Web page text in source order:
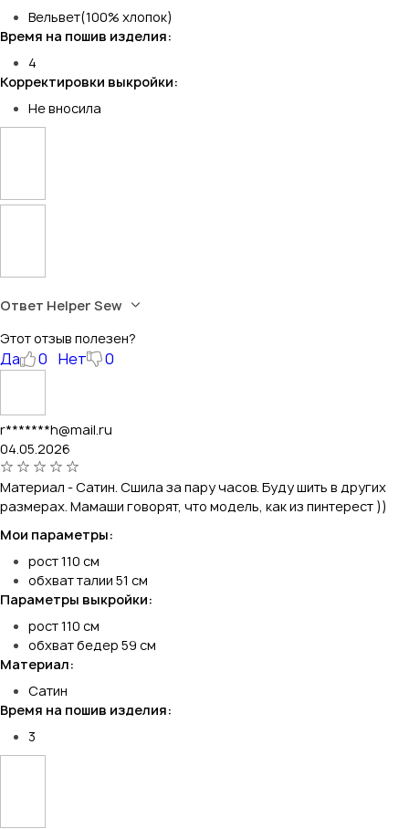
Вельвет(100% хлопок)
Время на пошив изделия:
4
Корректировки выкройки:
Не вносила
Ответ Helper Sew
Этот отзыв полезен?
Да 0 Нет 0
r*******h@mail.ru
04.05.2026
Материал - Сатин. Сшила за пару часов. Буду шить в других
размерах. Мамаши говорят, что модель, как из пинтерест ))
Мои параметры:
рост 110 см
обхват талии 51 см
Параметры выкройки:
рост 110 см
обхват бедер 59 см
Материал:
Сатин
Время на пошив изделия:
3